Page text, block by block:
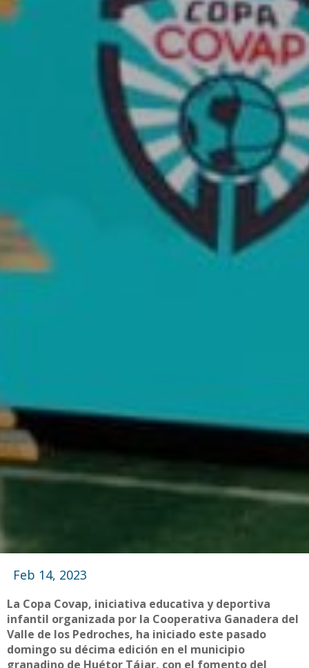
Feb 14, 2023
La Copa Covap, iniciativa educativa y deportiva
infantil organizada por la Cooperativa Ganadera del
Valle de los Pedroches, ha iniciado este pasado
domingo su décima edición en el municipio
granadino de Huétor Tájar, con el fomento del